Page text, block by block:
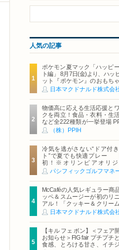
人気の記事
ポケモン夏マック「ハッピ
ト編」 8月7日(金)より、ハッ
ット『ポケモン』のおもちゃ
間限定登場
日本マクドナルド株式会
物価高に応える生活応援と
クを両立！食品・衣料・生
など全222種類が一挙登場
ループ「夏福袋」＆セール 8
(木)より順次スタート
（株）PPIH
冷気を逃がさない“ドア付
ト”で夏でも快適プレー
初！※オリンピアオリジ
「AirCon Cart（エアコン
ト）」導入 | ＰＧＭ
McCaféの人気レギュラー商
ッペ＆スムージーが初のリ
アル！「クッキー＆クリーム
コフラッペ」「マンゴースム
ー」8月5日（水）から販売開始
日本マクドナルド株式会
【キル フェ ボン】＜フェア
お知らせ＞FIG fair プチプチ
食感、とろける甘さ、イチジ